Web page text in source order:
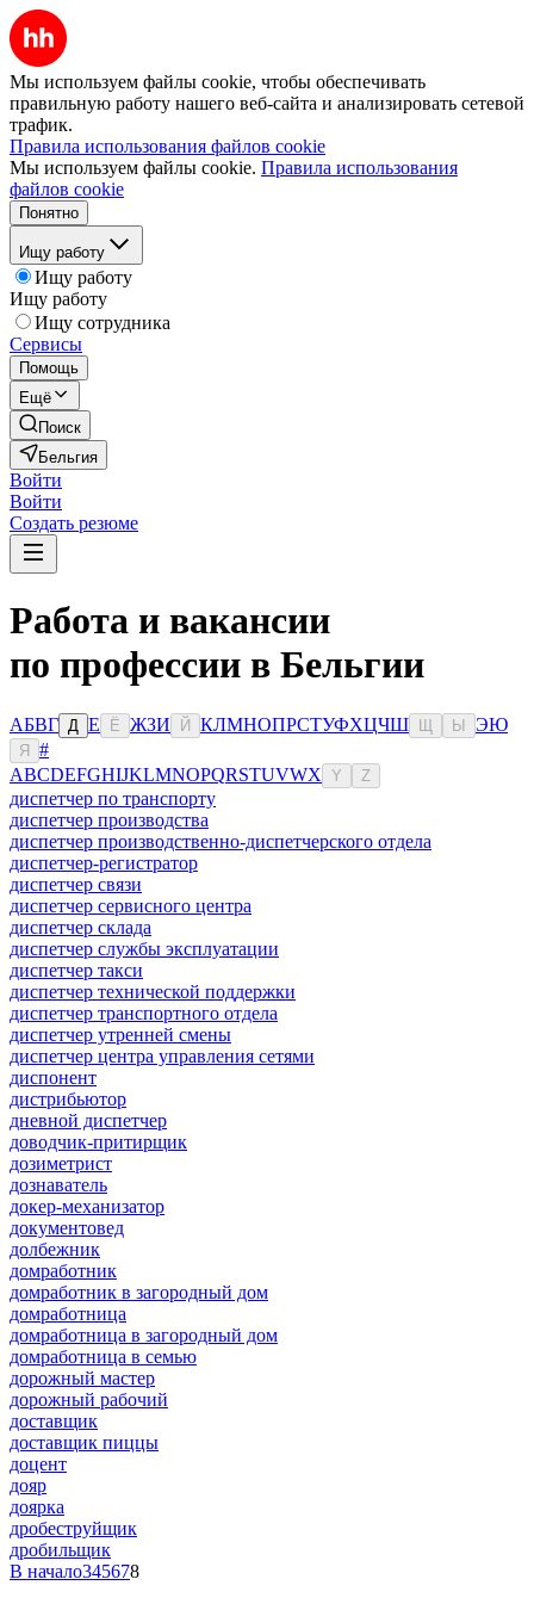
Мы используем файлы cookie, чтобы обеспечивать
правильную работу нашего веб-сайта и анализировать сетевой
трафик.
Правила использования файлов cookie
Мы используем файлы cookie. Правила использования
файлов cookie
Понятно
Ищу работу
Ищу работу
Ищу работу
Ищу сотрудника
Сервисы
Помощь
Ещё
Поиск
Бельгия
Войти
Войти
Создать резюме
Работа и вакансии
по профессии в Бельгии
АБВГ Д Е Ё ЖЗИ Й КЛМНОПРСТУФХЦЧШ Ы ЭЮ
Я
#
ABCDEFGHIJKLMNOPQRSTUVWX Y Z
диспетчер по транспорту
диспетчер производства
диспетчер производственно-диспетчерского отдела
диспетчер-регистратор
диспетчер связи
диспетчер сервисного центра
диспетчер склада
диспетчер службы эксплуатации
диспетчер такси
диспетчер технической поддержки
диспетчер транспортного отдела
диспетчер утренней смены
диспетчер центра управления сетями
диспонент
дистрибьютор
дневной диспетчер
доводчик-притирщик
дозиметрист
дознаватель
докер-механизатор
документовед
долбежник
домработник
домработник в загородный дом
домработница
домработница в загородный дом
домработница в семью
дорожный мастер
дорожный рабочий
доставщик
доставщик пиццы
доцент
дояр
доярка
дробеструйщик
дробильщик
В начало345678